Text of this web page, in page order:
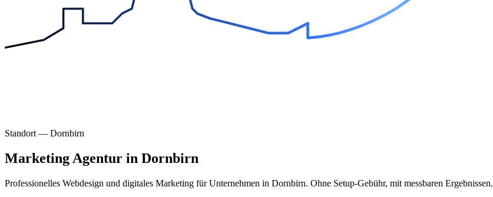
Standort — Dornbirn
Marketing Agentur in Dornbirn
Professionelles Webdesign und digitales Marketing für Unternehmen in Dornbirn. Ohne Setup-Gebühr, mit messbaren Ergebnissen.